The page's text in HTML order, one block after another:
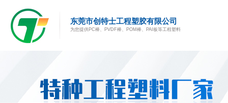
东莞市创特士工程塑胶有限公司
为您提供PC棒、PVDF棒、POM棒、PAI板等工程塑料